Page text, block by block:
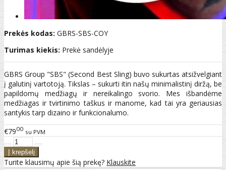
Prekės kodas: GBRS-SBS-COY
Turimas kiekis: Prekė sandėlyje
GBRS Group "SBS" (Second Best Sling) buvo sukurtas atsižvelgiant
į galutinį vartotoją. Tikslas – sukurti itin našų minimalistinį diržą, be
papildomų medžiagų ir nereikalingo svorio. Mes išbandėme
medžiagas ir tvirtinimo taškus ir manome, kad tai yra geriausias
santykis tarp dizaino ir funkcionalumo.
€7900 su PVM
Turite klausimų apie šią prekę? Klauskite